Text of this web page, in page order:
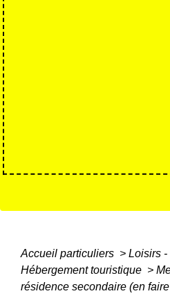
Accueil particuliers > Loisirs -
Hébergement touristique >
résidence secondaire (en